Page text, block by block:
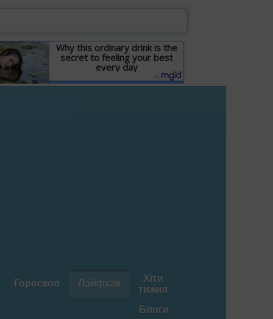
Why this ordinary drink is the
secret to feeling your best
every day
Детальніше
Гороскоп Лайфхак Хіти
тижня
Блоги